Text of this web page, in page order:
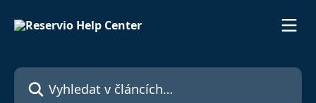
Vyhledat v článcích…